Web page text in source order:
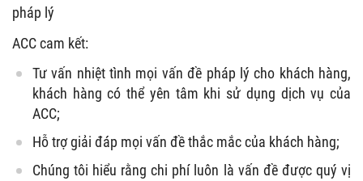
pháp lý
ACC cam kết:
Tư vấn nhiệt tình mọi vấn đề pháp lý cho khách hàng,
khách hàng có thể yên tâm khi sử dụng dịch vụ của
ACC;
Hỗ trợ giải đáp mọi vấn đề thắc mắc của khách hàng;
Chúng tôi hiểu rằng chi phí luôn là vấn đề được quý vị